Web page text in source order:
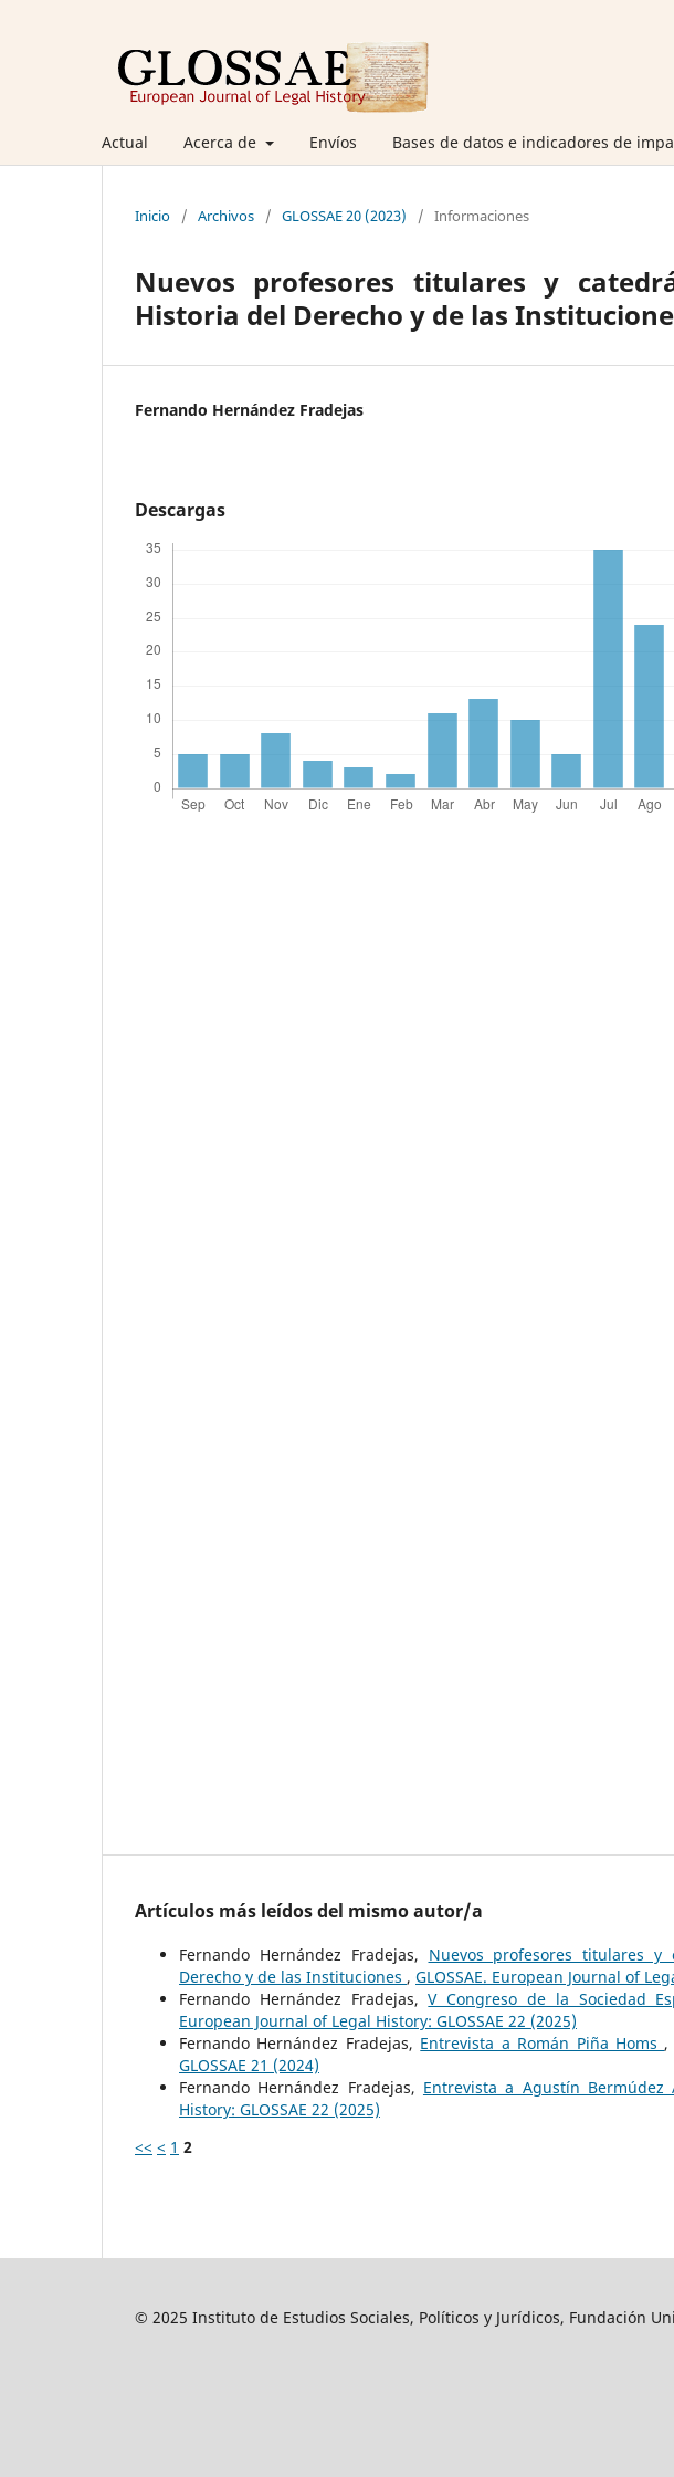
Actual Acerca de Envíos Bases de datos e indicadores de
Inicio / Archivos / GLOSSAE 20 (2023) / Informaciones
Nuevos profesores titulares y
Historia del Derecho y de las
Fernando Hernández Fradejas
Descargas
Artículos más leídos del mismo autor/a
Fernando Hernández Fradejas, Nuevos profesores titulares
Derecho y de las Instituciones , GLOSSAE. European Journal of
Fernando Hernández Fradejas,V Congreso de la Sociedad
European Journal of Legal History: GLOSSAE 22 (2025)
Fernando Hernández Fradejas, Entrevista a Román Piña Homs ,
GLOSSAE 21 (2024)
Fernando Hernández Fradejas, Entrevista a Agustín Bermúdez
History: GLOSSAE 22 (2025)
<< < 1 2
© 2025 Instituto de Estudios Sociales, Políticos y Jurídicos, Fundación